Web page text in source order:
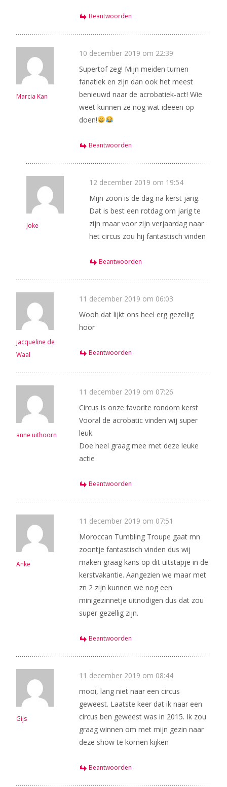
Beantwoorden
Marcia Kan
10 december 2019 om 22:39
Supertof zeg! Mijn meiden turnen
fanatiek en zijn dan ook het meest
benieuwd naar de acrobatiek-act! Wie
weet kunnen ze nog wat ideeën op
doen!
Beantwoorden
Joke
12 december 2019 om 19:54
Mijn zoon is de dag na kerst jarig.
Dat is best een rotdag om jarig te
zijn maar voor zijn verjaardag naar
het circus zou hij fantastisch vinden
Beantwoorden
jacqueline de
Waal
11 december 2019 om 06:03
Wooh dat lijkt ons heel erg gezellig
hoor
Beantwoorden
anne uithoorn
11 december 2019 om 07:26
Circus is onze favorite rondom kerst
Vooral de acrobatic vinden wij super
leuk.
Doe heel graag mee met deze leuke
actie
Beantwoorden
Anke
11 december 2019 om 07:51
Moroccan Tumbling Troupe gaat mn
zoontje fantastisch vinden dus wij
maken graag kans op dit uitstapje in de
kerstvakantie. Aangezien we maar met
zn 2 zijn kunnen we nog een
minigezinnetje uitnodigen dus dat zou
super gezellig zijn.
Beantwoorden
Gijs
11 december 2019 om 08:44
mooi, lang niet naar een circus
geweest. Laatste keer dat ik naar een
circus ben geweest was in 2015. Ik zou
graag winnen om met mijn gezin naar
deze show te komen kijken
Beantwoorden